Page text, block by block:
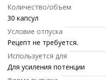
Количество/объем
30 капсул
Условие отпуска
Рецепт не требуется.
Используется для
Для усиления потенции